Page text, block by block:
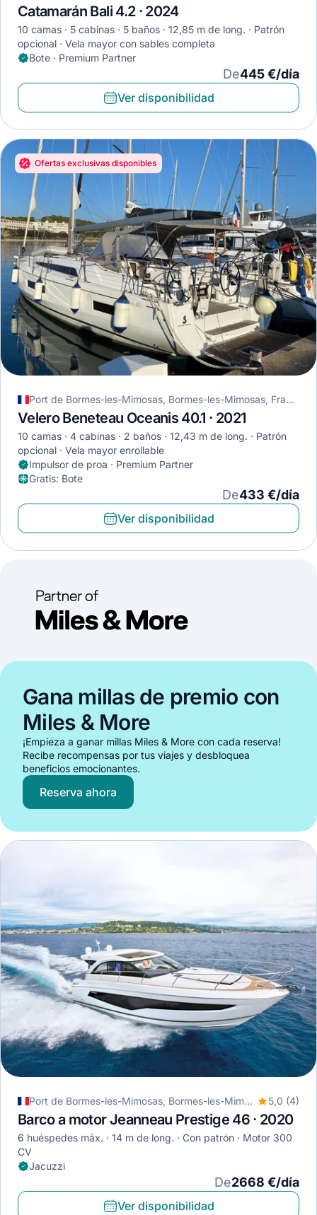
Catamarán Bali 4.2 · 2024
10 camas 5 cabinas 5 baños 12,85 m de long.
Patrón
opcional
Vela mayor con sables completa
Bote · Premium Partner
De445 €/día
Ver disponibilidad
Ofertas exclusivas disponibles
Port de Bormes-les-Mimosas, Bormes-les-Mimosas, Francia
Velero Beneteau Oceanis 40.1 · 2021
10 camas 4 cabinas 2 baños 12,43 m de long.
Patrón
opcional
Vela mayor enrollable
Impulsor de proa · Premium Partner
Gratis: Bote
De433 €/día
Ver disponibilidad
Gana millas de premio con
Miles & More
¡Empieza a ganar millas Miles & More con cada reserva!
Recibe recompensas por tus viajes y desbloquea
beneficios emocionantes.
Reserva ahora
Port de Bormes-les-Mimosas, Bormes-les-Mimosas, Francia 5,0 (4)
Barco a motor Jeanneau Prestige 46 · 2020
6 huéspedes máx. 14 m de long. Con patrón
Motor 300
CV
Jacuzzi
De2668 €/día
Ver disponibilidad